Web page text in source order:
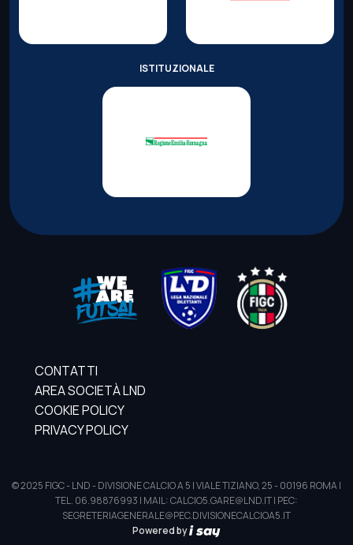
ISTITUZIONALE
CONTATTI
AREA SOCIETÀ LND
COOKIE POLICY
PRIVACY POLICY
© 2025 FIGC - LND - DIVISIONE CALCIO A 5 | VIALE TIZIANO, 25 - 00196 ROMA |
TEL. 06.98876993 | MAIL: CALCIO5.GARE@LND.IT | PEC:
SEGRETERIAGENERALE@PEC.DIVISIONECALCIOA5.IT
Powered by